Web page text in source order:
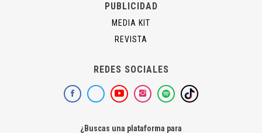
PUBLICIDAD
MEDIA KIT
REVISTA
REDES SOCIALES
¿Buscas una plataforma para